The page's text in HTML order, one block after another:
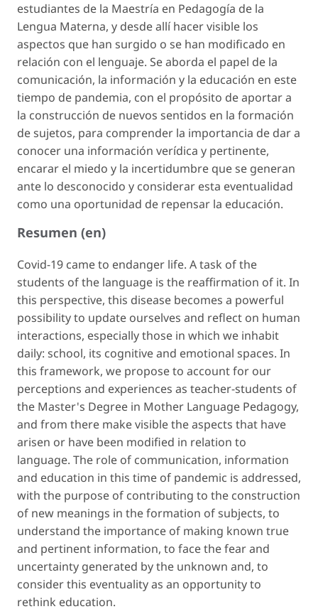
estudiantes de la Maestría en Pedagogía de la
Lengua Materna, y desde allí hacer visible los
aspectos que han surgido o se han modificado en
relación con el lenguaje. Se aborda el papel de la
comunicación, la información y la educación en este
tiempo de pandemia, con el propósito de aportar a
la construcción de nuevos sentidos en la formación
de sujetos, para comprender la importancia de dar a
conocer una información verídica y pertinente,
encarar el miedo y la incertidumbre que se generan
ante lo desconocido y considerar esta eventualidad
como una oportunidad de repensar la educación.
Resumen (en)
Covid-19 came to endanger life. A task of the
students of the language is the reaffirmation of it. In
this perspective, this disease becomes a powerful
possibility to update ourselves and reflect on human
interactions, especially those in which we inhabit
daily: school, its cognitive and emotional spaces. In
this framework, we propose to account for our
perceptions and experiences as teacher-students of
the Master's Degree in Mother Language Pedagogy,
and from there make visible the aspects that have
arisen or have been modified in relation to
language. The role of communication, information
and education in this time of pandemic is addressed,
with the purpose of contributing to the construction
of new meanings in the formation of subjects, to
understand the importance of making known true
and pertinent information, to face the fear and
uncertainty generated by the unknown and, to
consider this eventuality as an opportunity to
rethink education.